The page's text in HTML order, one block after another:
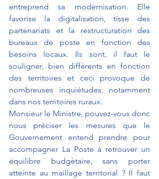
entreprend sa modernisation. Elle
favorise la digitalisation, tisse des
partenariats et la restructuration des
bureaux de poste en fonction des
besoins locaux. Ils sont, il faut le
souligner, bien différents en fonction
des territoires et ceci provoque de
nombreuses inquiétudes, notamment
dans nos territoires ruraux.
Monsieur le Ministre, pouvez-vous donc
nous préciser les mesures que le
Gouvernement entend prendre pour
accompagner La Poste à retrouver un
équilibre budgétaire, sans porter
atteinte au maillage territorial ? Il faut